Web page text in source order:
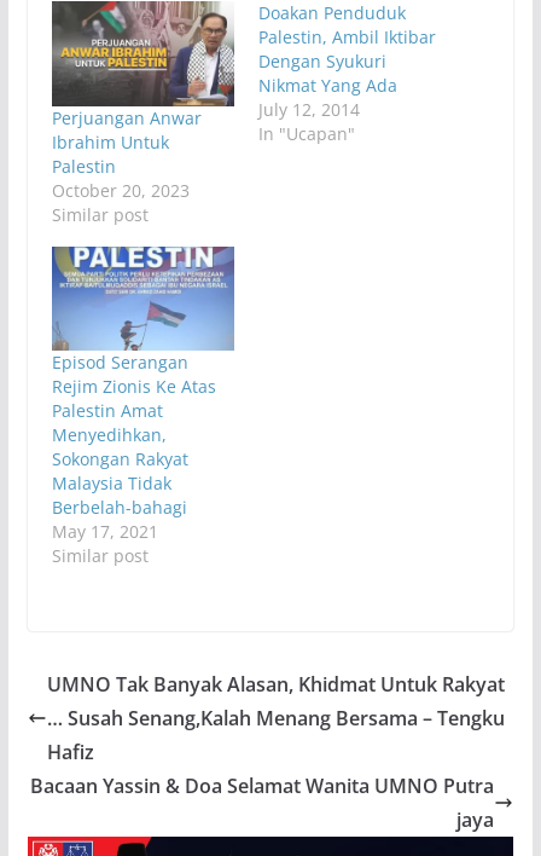
Perjuangan Anwar
Ibrahim Untuk
Palestin
October 20, 2023
Similar post
Doakan Penduduk
Palestin, Ambil Iktibar
Dengan Syukuri
Nikmat Yang Ada
July 12, 2014
In "Ucapan"
Episod Serangan
Rejim Zionis Ke Atas
Palestin Amat
Menyedihkan,
Sokongan Rakyat
Malaysia Tidak
Berbelah-bahagi
May 17, 2021
Similar post
UMNO Tak Banyak Alasan, Khidmat Untuk Rakyat
… Susah Senang,Kalah Menang Bersama – Tengku
Hafiz
Bacaan Yassin & Doa Selamat Wanita UMNO Putra
jaya